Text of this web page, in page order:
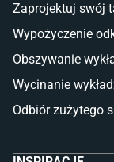
Płytki Cersanit
Płytki
Glazura
Płytki marmurowe
Zaprojektuj swój
Wypożyczenie
Obszywanie
Wycinanie
Odbiór zużytego